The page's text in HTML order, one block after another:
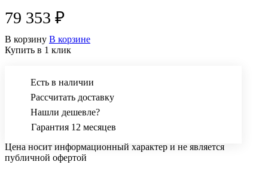
79 353 ₽
В корзину В корзине
Купить в 1 клик
Есть в наличии
Рассчитать доставку
Нашли дешевле?
Гарантия 12 месяцев
Цена носит информационный характер и не является
публичной офертой